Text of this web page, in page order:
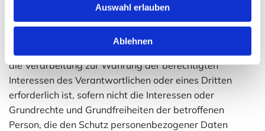
Auswahl erlauben
Ablehnen
sein, wenn sich eine betroffene Person schwer verletzt
und daher dessen personenbezogenen Daten z.B. an
einen Arzt weitergegeben werden.
die Verarbeitung zur Wahrung der berechtigten
Interessen des Verantwortlichen oder eines Dritten
erforderlich ist, sofern nicht die Interessen oder
Grundrechte und Grundfreiheiten der betroffenen
Person, die den Schutz personenbezogener Daten